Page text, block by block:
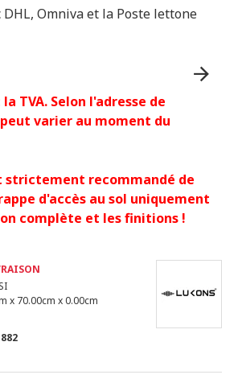
Omniva et la Poste lettone
TVA. Selon l'adresse de
varier au moment du
recommandé de
d'accès au sol uniquement
complète et les finitions !
x 70.00cm x 0.00cm